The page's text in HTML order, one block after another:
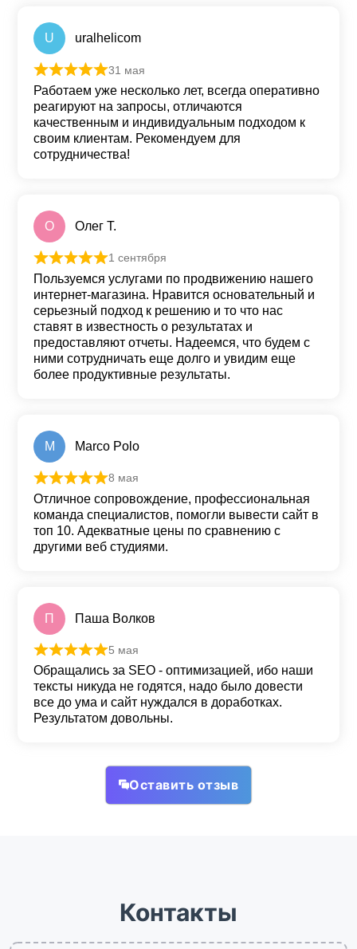
U uralhelicom
Оценка
31 мая
Работаем уже несколько лет, всегда оперативно
реагируют на запросы, отличаются
качественным и индивидуальным подходом к
своим клиентам. Рекомендуем для
сотрудничества!
О Олег Т.
Оценка
1 сентября
Пользуемся услугами по продвижению нашего
интернет-магазина. Нравится основательный и
серьезный подход к решению и то что нас
ставят в известность о результатах и
предоставляют отчеты. Надеемся, что будем с
ними сотрудничать еще долго и увидим еще
более продуктивные результаты.
M Marco Polo
Оценка
8 мая
Отличное сопровождение, профессиональная
команда специалистов, помогли вывести сайт в
топ 10. Адекватные цены по сравнению с
другими веб студиями.
П Паша Волков
Оценка
5 мая
Обращались за SEO - оптимизацией, ибо наши
тексты никуда не годятся, надо было довести
все до ума и сайт нуждался в доработках.
Результатом довольны.
Оставить отзыв
Контакты